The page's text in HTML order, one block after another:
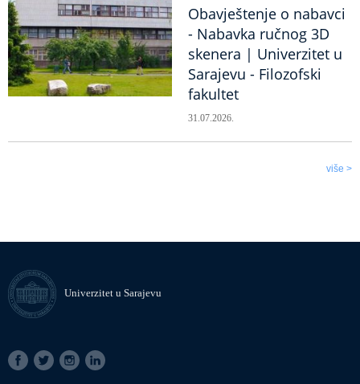
Obavještenje o nabavci
- Nabavka ručnog 3D
skenera | Univerzitet u
Sarajevu - Filozofski
fakultet
31.07.2026.
više >
Univerzitet u Sarajevu
SOCIAL
LINKS